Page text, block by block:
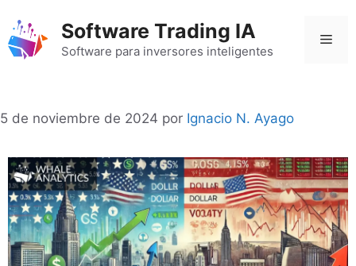
contenido
Software Trading IA
Software para inversores inteligentes
5 de noviembre de 2024 por Ignacio N. Ayago